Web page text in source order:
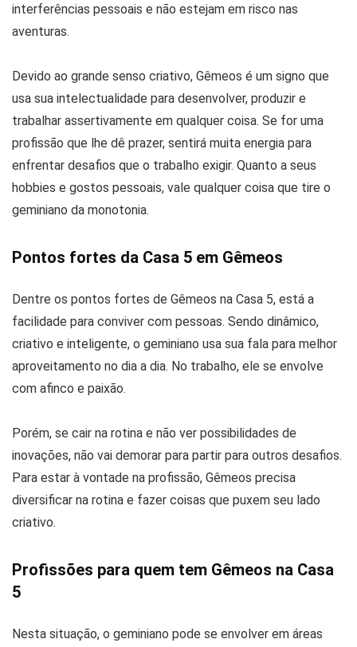
interferências pessoais e não estejam em risco nas
aventuras.
Devido ao grande senso criativo, Gêmeos é um signo que
usa sua intelectualidade para desenvolver, produzir e
trabalhar assertivamente em qualquer coisa. Se for uma
profissão que lhe dê prazer, sentirá muita energia para
enfrentar desafios que o trabalho exigir. Quanto a seus
hobbies e gostos pessoais, vale qualquer coisa que tire o
geminiano da monotonia.
Pontos fortes da Casa 5 em Gêmeos
Dentre os pontos fortes de Gêmeos na Casa 5, está a
facilidade para conviver com pessoas. Sendo dinâmico,
criativo e inteligente, o geminiano usa sua fala para melhor
aproveitamento no dia a dia. No trabalho, ele se envolve
com afinco e paixão.
Porém, se cair na rotina e não ver possibilidades de
inovações, não vai demorar para partir para outros desafios.
Para estar à vontade na profissão, Gêmeos precisa
diversificar na rotina e fazer coisas que puxem seu lado
criativo.
Profissões para quem tem Gêmeos na Casa
5
Nesta situação, o geminiano pode se envolver em áreas